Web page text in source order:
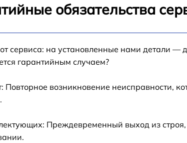
встроенного дальнометра и
устройств
микросхемы логики
обязательства
сервиса: на установленные нами детали —
гарантийным случаем?
Повторное возникновение неисправности,
Преждевременный выход из строя,